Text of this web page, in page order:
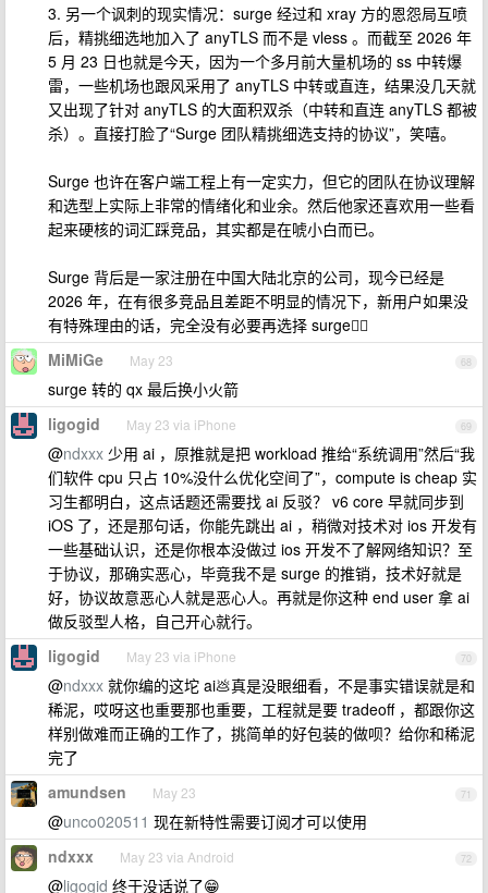
3. 另一个讽刺的现实情况：surge 经过和 xray 方的恩怨局互喷
后，精挑细选地加入了 anyTLS 而不是 vless 。而截至 2026 年
5 月 23 日也就是今天，因为一个多月前大量机场的 ss 中转爆
雷，一些机场也跟风采用了 anyTLS 中转或直连，结果没几天就
又出现了针对 anyTLS 的大面积双杀（中转和直连 anyTLS 都被
杀）。直接打脸了“Surge 团队精挑细选支持的协议”，笑嘻。
Surge 也许在客户端工程上有一定实力，但它的团队在协议理解
和选型上实际上非常的情绪化和业余。然后他家还喜欢用一些看
起来硬核的词汇踩竞品，其实都是在唬小白而已。
Surge 背后是一家注册在中国大陆北京的公司，现今已经是
2026 年，在有很多竞品且差距不明显的情况下，新用户如果没
有特殊理由的话，完全没有必要再选择 surge😮‍💨
68
MiMiGe May 23
surge 转的 qx 最后换小火箭
69
ligogid May 23 via iPhone
@ndxxx 少用 ai ，原推就是把 workload 推给“系统调用”然后“我
们软件 cpu 只占 10%没什么优化空间了”，compute is cheap 实
习生都明白，这点话题还需要找 ai 反驳？ v6 core 早就同步到
iOS 了，还是那句话，你能先跳出 ai ，稍微对技术对 ios 开发有
一些基础认识，还是你根本没做过 ios 开发不了解网络知识？至
于协议，那确实恶心，毕竟我不是 surge 的推销，技术好就是
好，协议故意恶心人就是恶心人。再就是你这种 end user 拿 ai
做反驳型人格，自己开心就行。
70
ligogid May 23 via iPhone
@ndxxx 就你编的这坨 ai💩真是没眼细看，不是事实错误就是和
稀泥，哎呀这也重要那也重要，工程就是要 tradeoff ，都跟你这
样别做难而正确的工作了，挑简单的好包装的做呗？给你和稀泥
完了
71
amundsen May 23
@unco020511 现在新特性需要订阅才可以使用
72
ndxxx May 23 via Android
@ligogid 终于没话说了😁